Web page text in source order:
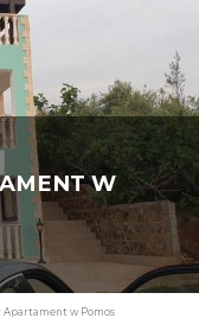
W
Apartament w Pomos